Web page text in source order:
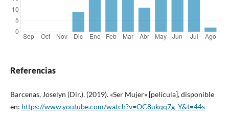
Referencias
Barcenas, Joselyn (Dir.). (2019). «Ser Mujer» [película], disponible
en: https://www.youtube.com/watch?v=OC8ukqq7g_Y&t=44s